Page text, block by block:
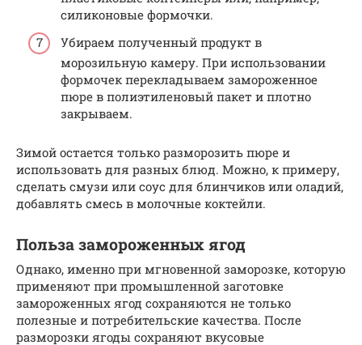
силиконовые формочки.
Убираем полученный продукт в
морозильную камеру. При использовании
формочек перекладываем замороженное
пюре в полиэтиленовый пакет и плотно
закрываем.
Зимой остается только разморозить пюре и
использовать для разных блюд. Можно, к примеру,
сделать смузи или соус для блинчиков или оладий,
добавлять смесь в молочные коктейли.
Польза замороженных ягод
Однако, именно при мгновенной заморозке, которую
применяют при промышленной заготовке
замороженных ягод сохраняются не только
полезные и потребительские качества. После
разморозки ягоды сохраняют вкусовые